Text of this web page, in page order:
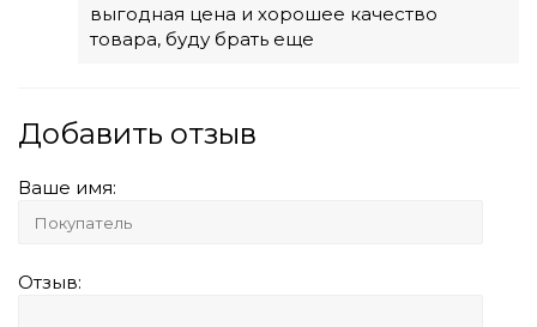
выгодная цена и хорошее качество
товара, буду брать еще
Добавить отзыв
Ваше имя:
Отзыв: